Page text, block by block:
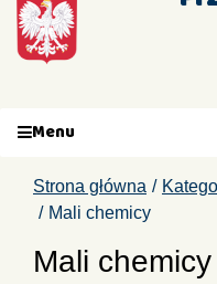
Menu
Strona główna
Mali chemicy
Mali chemicy